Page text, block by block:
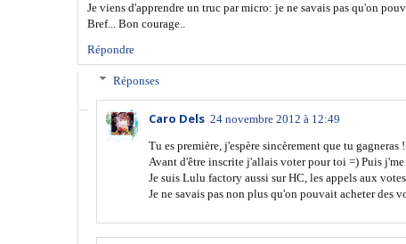
Je viens d'apprendre un truc par micro: je ne savais pas qu'on
Bref... Bon courage..
Répondre
Réponses
Caro Dels 24 novembre 2012 à 12:49
Tu es première, j'espère sincèrement que tu
Avant d'être inscrite j'allais voter pour toi =) Puis
Je suis Lulu factory aussi sur HC, les appels aux
Je ne savais pas non plus qu'on pouvait acheter des